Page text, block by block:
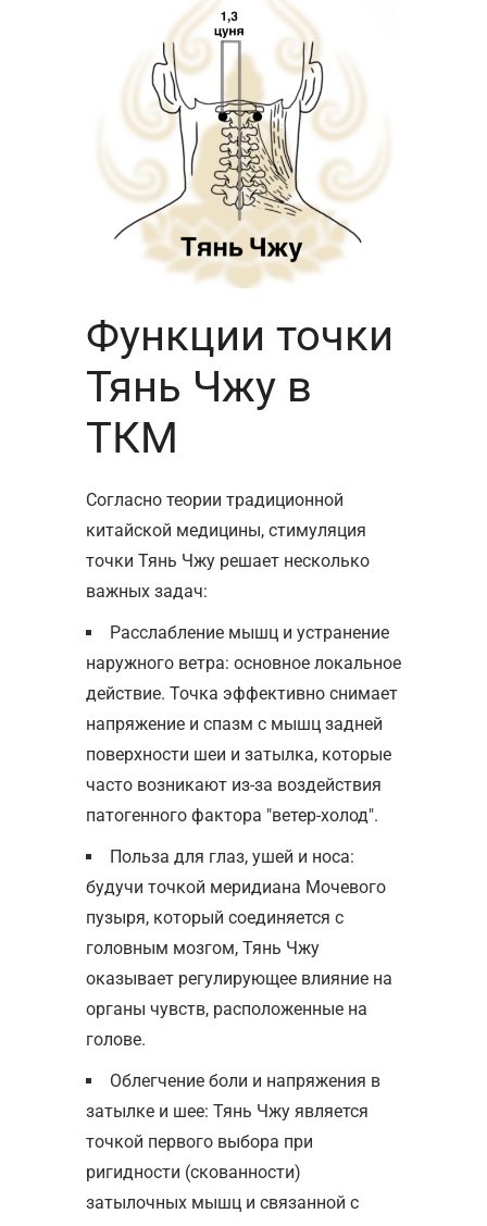
Функции точки
Тянь Чжу в
ТКМ
Согласно теории традиционной
китайской медицины, стимуляция
точки Тянь Чжу решает несколько
важных задач:
Расслабление мышц и устранение
наружного ветра: основное локальное
действие. Точка эффективно снимает
напряжение и спазм с мышц задней
поверхности шеи и затылка, которые
часто возникают из-за воздействия
патогенного фактора "ветер-холод".
Польза для глаз, ушей и носа:
будучи точкой меридиана Мочевого
пузыря, который соединяется с
головным мозгом, Тянь Чжу
оказывает регулирующее влияние на
органы чувств, расположенные на
голове.
Облегчение боли и напряжения в
затылке и шее: Тянь Чжу является
точкой первого выбора при
ригидности (скованности)
затылочных мышц и связанной с